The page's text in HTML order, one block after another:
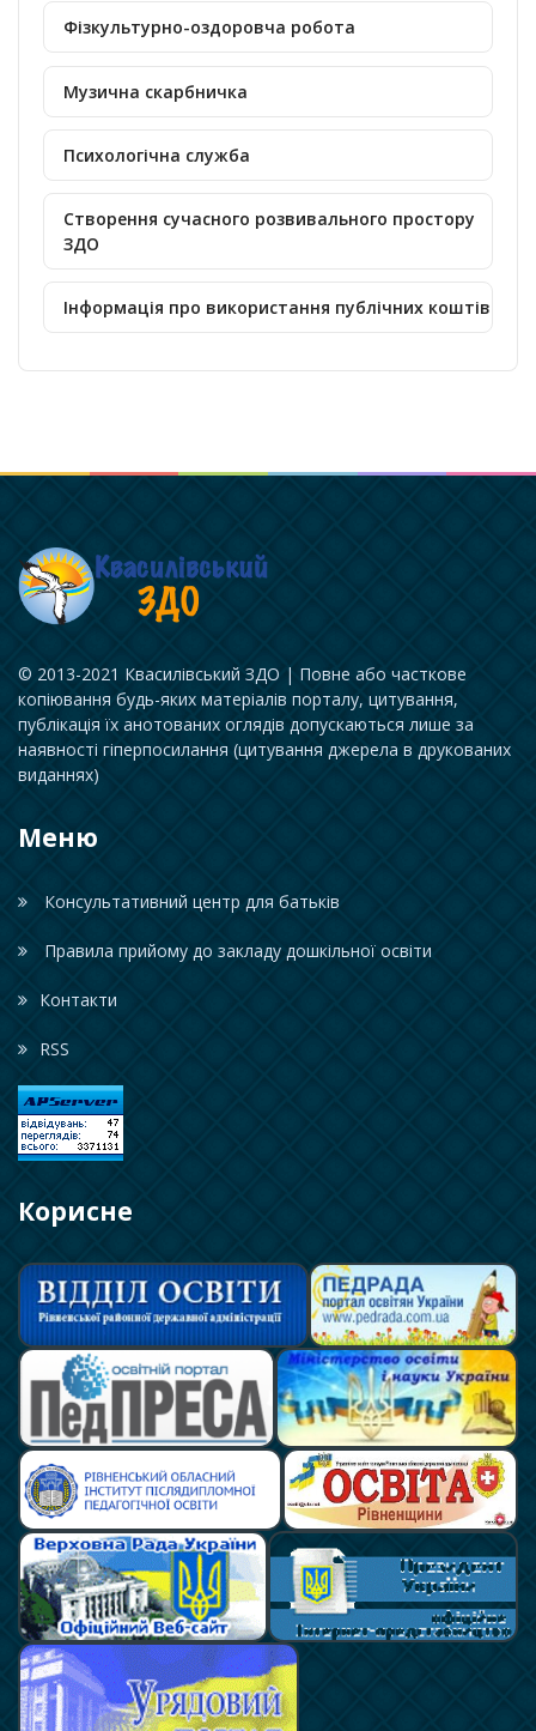
Фізкультурно-оздоровча робота
Музична скарбничка
Психологічна служба
Створення сучасного розвивального простору
ЗДО
Інформація про використання публічних коштів
© 2013-2021 Квасилівський ЗДО | Повне або часткове
копіювання будь-яких матеріалів порталу, цитування,
публікація їх анотованих оглядів допускаються лише за
наявності гіперпосилання (цитування джерела в друкованих
виданнях)
Меню
Консультативний центр для батьків
Правила прийому до закладу дошкільної освіти
Контакти
RSS
Корисне